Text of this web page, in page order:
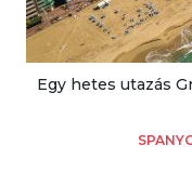
Egy hetes utazás